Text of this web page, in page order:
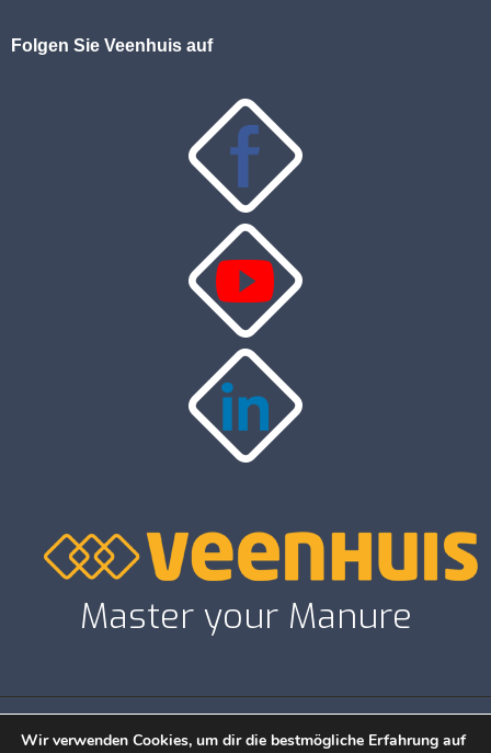
Folgen Sie Veenhuis auf
Master your Manure
Wir verwenden Cookies, um dir die bestmögliche Erfahrung auf